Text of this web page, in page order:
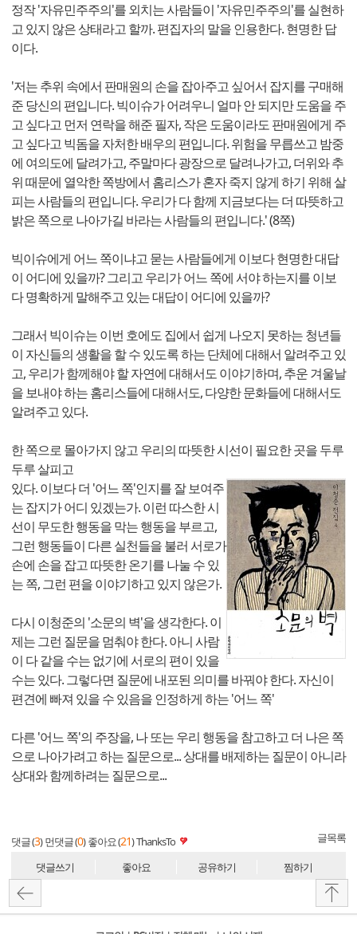
정작 '자유민주주의'를 외치는 사람들이 '자유민주주의'를 실현하
고 있지 않은 상태라고 할까. 편집자의 말을 인용한다. 현명한 답
이다.
'저는 추위 속에서 판매원의 손을 잡아주고 싶어서 잡지를 구매해
준 당신의 편입니다. 빅이슈가 어려우니 얼마 안 되지만 도움을 주
고 싶다고 먼저 연락을 해준 필자, 작은 도움이라도 판매원에게 주
고 싶다고 빅돔을 자처한 배우의 편입니다. 위험을 무릅쓰고 밤중
에 여의도에 달려가고, 주말마다 광장으로 달려나가고, 더위와 추
위 때문에 열악한 쪽방에서 홈리스가 혼자 죽지 않게 하기 위해 살
피는 사람들의 편입니다. 우리가 다 함께 지금보다는 더 따뜻하고
밝은 쪽으로 나아가길 바라는 사람들의 편입니다.' (8쪽)
빅이슈에게 어느 쪽이냐고 묻는 사람들에게 이보다 현명한 대답
이 어디에 있을까? 그리고 우리가 어느 쪽에 서야 하는지를 이보
다 명확하게 말해주고 있는 대답이 어디에 있을까?
그래서 빅이슈는 이번 호에도 집에서 쉽게 나오지 못하는 청년들
이 자신들의 생활을 할 수 있도록 하는 단체에 대해서 알려주고 있
고, 우리가 함께해야 할 자연에 대해서도 이야기하며, 추운 겨울날
을 보내야 하는 홈리스들에 대해서도, 다양한 문화들에 대해서도
알려주고 있다.
한 쪽으로 몰아가지 않고 우리의 따뜻한 시선이 필요한 곳을 두루
두루 살피고
있다. 이보다 더 '어느 쪽'인지를 잘 보여주
는 잡지가 어디 있겠는가. 이런 따스한 시
선이 무도한 행동을 막는 행동을 부르고,
그런 행동들이 다른 실천들을 불러 서로가
손에 손을 잡고 따뜻한 온기를 나눌 수 있
는 쪽, 그런 편을 이야기하고 있지 않은가.
다시 이청준의 '소문의 벽'을 생각한다. 이
제는 그런 질문을 멈춰야 한다. 아니 사람
이 다 같을 수는 없기에 서로의 편이 있을
수는 있다. 그렇다면 질문에 내포된 의미를 바꿔야 한다. 자신이
편견에 빠져 있을 수 있음을 인정하게 하는 '어느 쪽'
다른 '어느 쪽'의 주장을, 나 또는 우리 행동을 참고하고 더 나은 쪽
으로 나아가려고 하는 질문으로... 상대를 배제하는 질문이 아니라
상대와 함께하려는 질문으로...
댓글 (3) 먼댓글 (0) 좋아요 (21)ThanksTo 글목록
댓글쓰기 좋아요 공유하기 찜하기